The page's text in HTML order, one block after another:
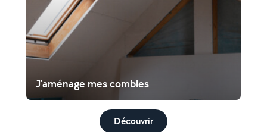
J'aménage mes combles
Découvrir